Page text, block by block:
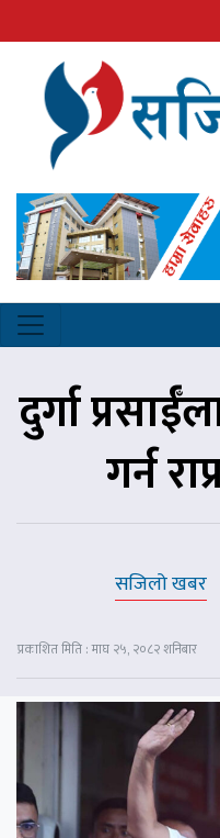
दुर्गा
गर्न
सजिलो खबर
प्रकाशित मिति : माघ २५, २०८२ शनिबार